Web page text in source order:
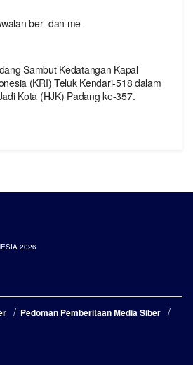
ber- dan me-
Sambut Kedatangan Kapal
(KRI) Teluk Kendari-518 dalam
Kota (HJK) Padang ke-357.
2026
Pedoman Pemberitaan Media Siber